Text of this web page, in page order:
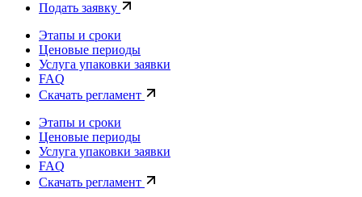
Подать заявку
Этапы и сроки
Ценовые периоды
Услуга упаковки заявки
FAQ
Скачать регламент
Этапы и сроки
Ценовые периоды
Услуга упаковки заявки
FAQ
Скачать регламент